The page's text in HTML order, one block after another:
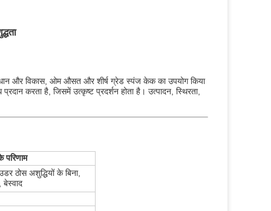
और विकास, ओम औसत और शीर्ष ग्रेड स्पंज केक का उपयोग किया
करता है, जिसमें उत्कृष्ट प्रदर्शन होता है। उत्पादन, स्थिरता,
परिणाम
ठोस अशुद्धियों के बिना,
बेस्वाद